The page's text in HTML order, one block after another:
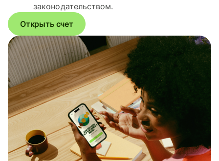
законодательством.
Открыть счет